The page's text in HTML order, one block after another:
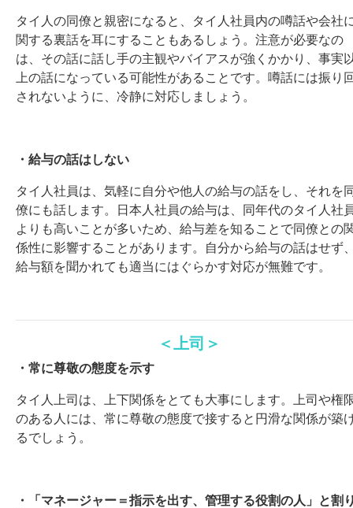
タイ人の同僚と親密になると、タイ人社員内の噂話や会社
関する裏話を耳にすることもあるしょう。注意が必要なの
は、その話に話し手の主観やバイアスが強くかかり、事実
上の話になっている可能性があることです。噂話には振り
されないように、冷静に対応しましょう。
・給与の話はしない
タイ人社員は、気軽に自分や他人の給与の話をし、それを
僚にも話します。日本人社員の給与は、同年代のタイ人社
よりも高いことが多いため、給与差を知ることで同僚との
係性に影響することがあります。自分から給与の話はせず
給与額を聞かれても適当にはぐらかす対応が無難です。
＜上司＞
・常に尊敬の態度を示す
タイ人上司は、上下関係をとても大事にします。上司や権
のある人には、常に尊敬の態度で接すると円滑な関係が築
るでしょう。
・「マネージャー＝指示を出す、管理する役割の人」と割